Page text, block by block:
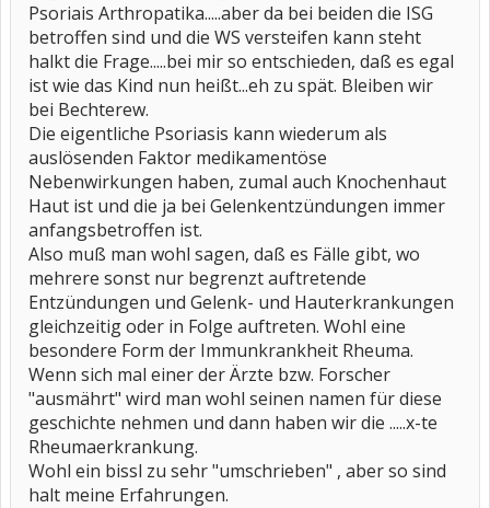
Psoriais Arthropatika.....aber da bei beiden die ISG
betroffen sind und die WS versteifen kann steht
halkt die Frage.....bei mir so entschieden, daß es egal
ist wie das Kind nun heißt...eh zu spät. Bleiben wir
bei Bechterew.
Die eigentliche Psoriasis kann wiederum als
auslösenden Faktor medikamentöse
Nebenwirkungen haben, zumal auch Knochenhaut
Haut ist und die ja bei Gelenkentzündungen immer
anfangsbetroffen ist.
Also muß man wohl sagen, daß es Fälle gibt, wo
mehrere sonst nur begrenzt auftretende
Entzündungen und Gelenk- und Hauterkrankungen
gleichzeitig oder in Folge auftreten. Wohl eine
besondere Form der Immunkrankheit Rheuma.
Wenn sich mal einer der Ärzte bzw. Forscher
"ausmährt" wird man wohl seinen namen für diese
geschichte nehmen und dann haben wir die .....x-te
Rheumaerkrankung.
Wohl ein bissl zu sehr "umschrieben" , aber so sind
halt meine Erfahrungen.